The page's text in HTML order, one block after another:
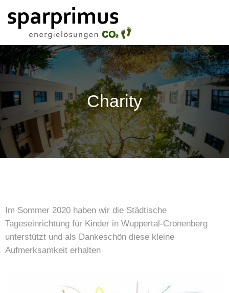
Charity
Im Sommer 2020 haben wir die Städtische
Tageseinrichtung für Kinder in Wuppertal-Cronenberg
unterstützt und als Dankeschön diese kleine
Aufmerksamkeit erhalten